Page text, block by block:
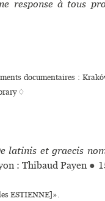
response à tous
documentaires :
♢
latinis et graecis
: Thibaud Payen ●
ESTIENNE]».